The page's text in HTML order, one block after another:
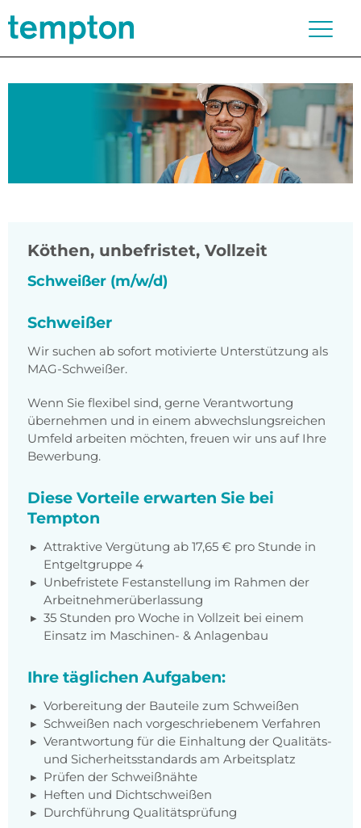
Köthen, unbefristet, Vollzeit
Schweißer (m/w/d)
Schweißer
Wir suchen ab sofort motivierte Unterstützung als
MAG-Schweißer.
Wenn Sie flexibel sind, gerne Verantwortung
übernehmen und in einem abwechslungsreichen
Umfeld arbeiten möchten, freuen wir uns auf Ihre
Bewerbung.
Diese Vorteile erwarten Sie bei
Tempton
Attraktive Vergütung ab 17,65 € pro Stunde in
Entgeltgruppe 4
Unbefristete Festanstellung im Rahmen der
Arbeitnehmerüberlassung
35 Stunden pro Woche in Vollzeit bei einem
Einsatz im Maschinen- & Anlagenbau
Ihre täglichen Aufgaben:
Vorbereitung der Bauteile zum Schweißen
Schweißen nach vorgeschriebenem Verfahren
Verantwortung für die Einhaltung der Qualitäts-
und Sicherheitsstandards am Arbeitsplatz
Prüfen der Schweißnähte
Heften und Dichtschweißen
Durchführung Qualitätsprüfung